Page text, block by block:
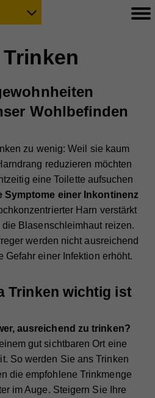
Wohlbefinden
zu wenig: Weil sie kaum
reduzieren möchten
eine Toilette aufsuchen
Symptome einer Inkontinenz
Harn verstärkt
Blasenschleimhaut reizen.
werden nicht ausreichend
Gefahr einer Infektion erhöht.
Trinken wichtig ist
ausreichend zu trinken?
gut sichtbaren Ort eine
So werden Sie ans Trinken
die empfohlene Trinkmenge
im Auge. Steigern Sie Ihre